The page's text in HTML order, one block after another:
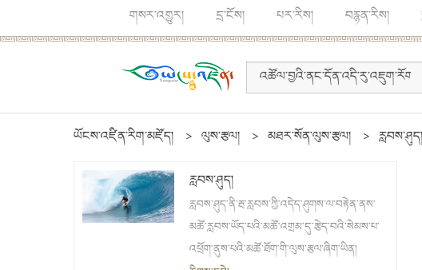
གསར་འགྱུར། དྲ་ངོས། པར་རིས། བརྙན་རིས།
ཡོངས་འཛིན་རིག་མཛོད། > ལུས་རྩལ། > མཐར་སོན་ལུས་རྩལ། > རླབས་ཤུད།
རླབས་ཤུད།
རླབས་ཤུད་ནི་རྦ་རླབས་ཀྱི་འདེད་ཤུགས་ལ་བརྟེན་ནས་
མཚོ་རླབས་ཡོད་པའི་མཚོ་འགྲམ་དུ་རྩེད་བའི་སེམས་པ་
འཕྲོག་ནུས་པའི་མཚོ་ཐོག་གི་ལུས་རྩལ་ཞིག་ཡིན།